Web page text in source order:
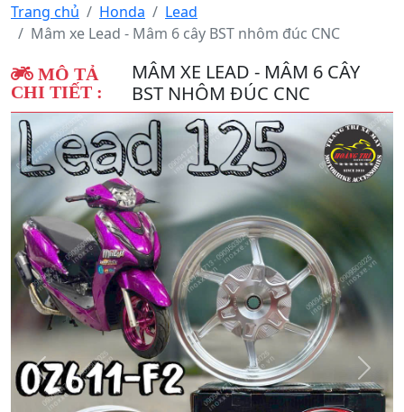
Trang chủ Honda
Lead
Mâm xe Lead - Mâm 6 cây BST nhôm đúc CNC
MÔ TẢ
CHI TIẾT :
MÂM XE LEAD - MÂM 6 CÂY
BST NHÔM ĐÚC CNC
Quay
Lại
Tiếp
theo